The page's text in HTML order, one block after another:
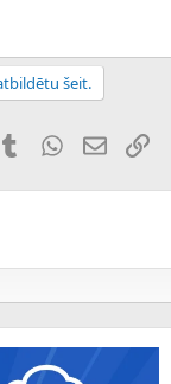
šeit.
TumblrWhatsApp
E-pasts